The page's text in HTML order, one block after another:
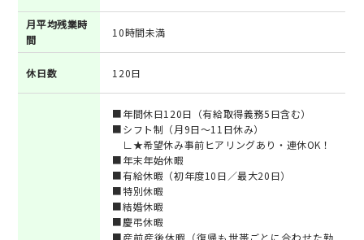
月平均残業時
間
10時間未満
休日数 120日
■年間休日120日（有給取得義務5日含む）
■シフト制（月9日～11日休み）
∟★希望休み事前ヒアリングあり・連休OK！
■年末年始休暇
■有給休暇（初年度10日／最大20日）
■特別休暇
■結婚休暇
■慶弔休暇